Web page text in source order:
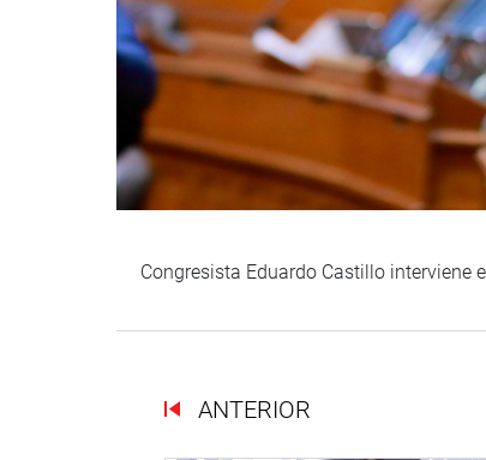
Congresista Eduardo Castillo interviene
ANTERIOR